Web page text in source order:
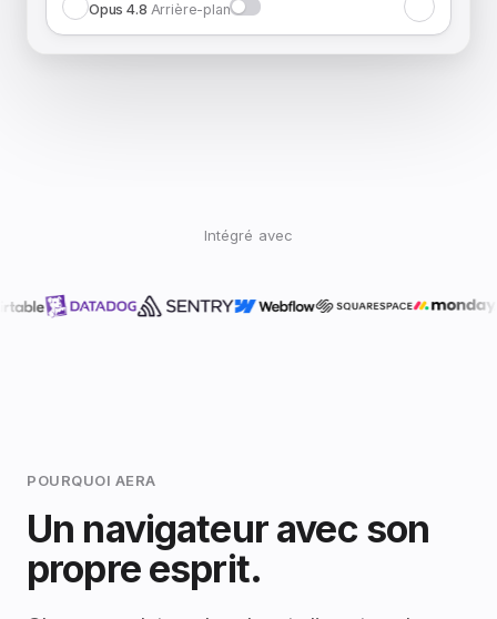
Opus 4.8 Arrière-plan
Intégré avec
POURQUOI AERA
Un navigateur avec son
propre esprit.